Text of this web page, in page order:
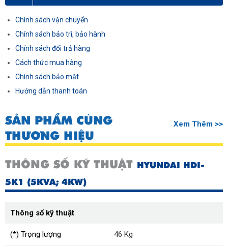
Chính sách vận chuyển
Chính sách bảo trì, bảo hành
Chính sách đổi trả hàng
Cách thức mua hàng
Chính sách bảo mật
Hướng dẫn thanh toán
SẢN PHẨM CÙNG
THƯƠNG HIỆU
Xem Thêm >>
THÔNG SỐ KỸ THUẬT HYUNDAI HDI-
5K1 (5KVA; 4KW)
Thông số kỹ thuật
(*) Trọng lượng 46 Kg